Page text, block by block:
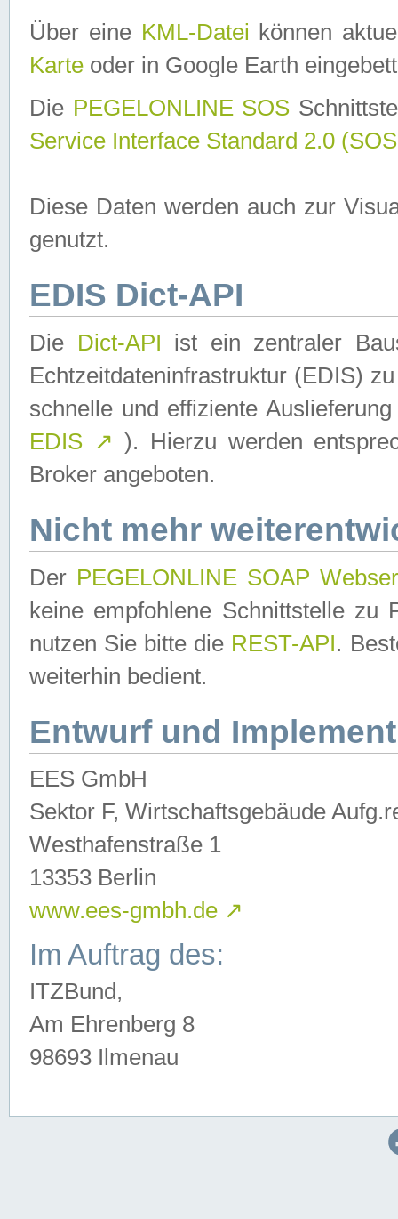
Über eine KML-Datei können
Karte oder in Google Earth
Die PEGELONLINE SOS
Service Interface Standard 2.0
Diese Daten werden auch zur
genutzt.
EDIS Dict-API
Die Dict-API ist ein zentraler
Echtzeitdateninfrastruktur (EDIS)
schnelle und effiziente
EDIS ↗ ). Hierzu werden
Broker angeboten.
Nicht mehr
Der PEGELONLINE SOAP
keine empfohlene Schnittstelle zu
nutzen Sie bitte die REST-API.
weiterhin bedient.
Entwurf und
EES GmbH
Sektor F, Wirtschaftsgebäude
Westhafenstraße 1
13353 Berlin
www.ees-gmbh.de ↗
Im Auftrag des:
ITZBund,
Am Ehrenberg 8
98693 Ilmenau